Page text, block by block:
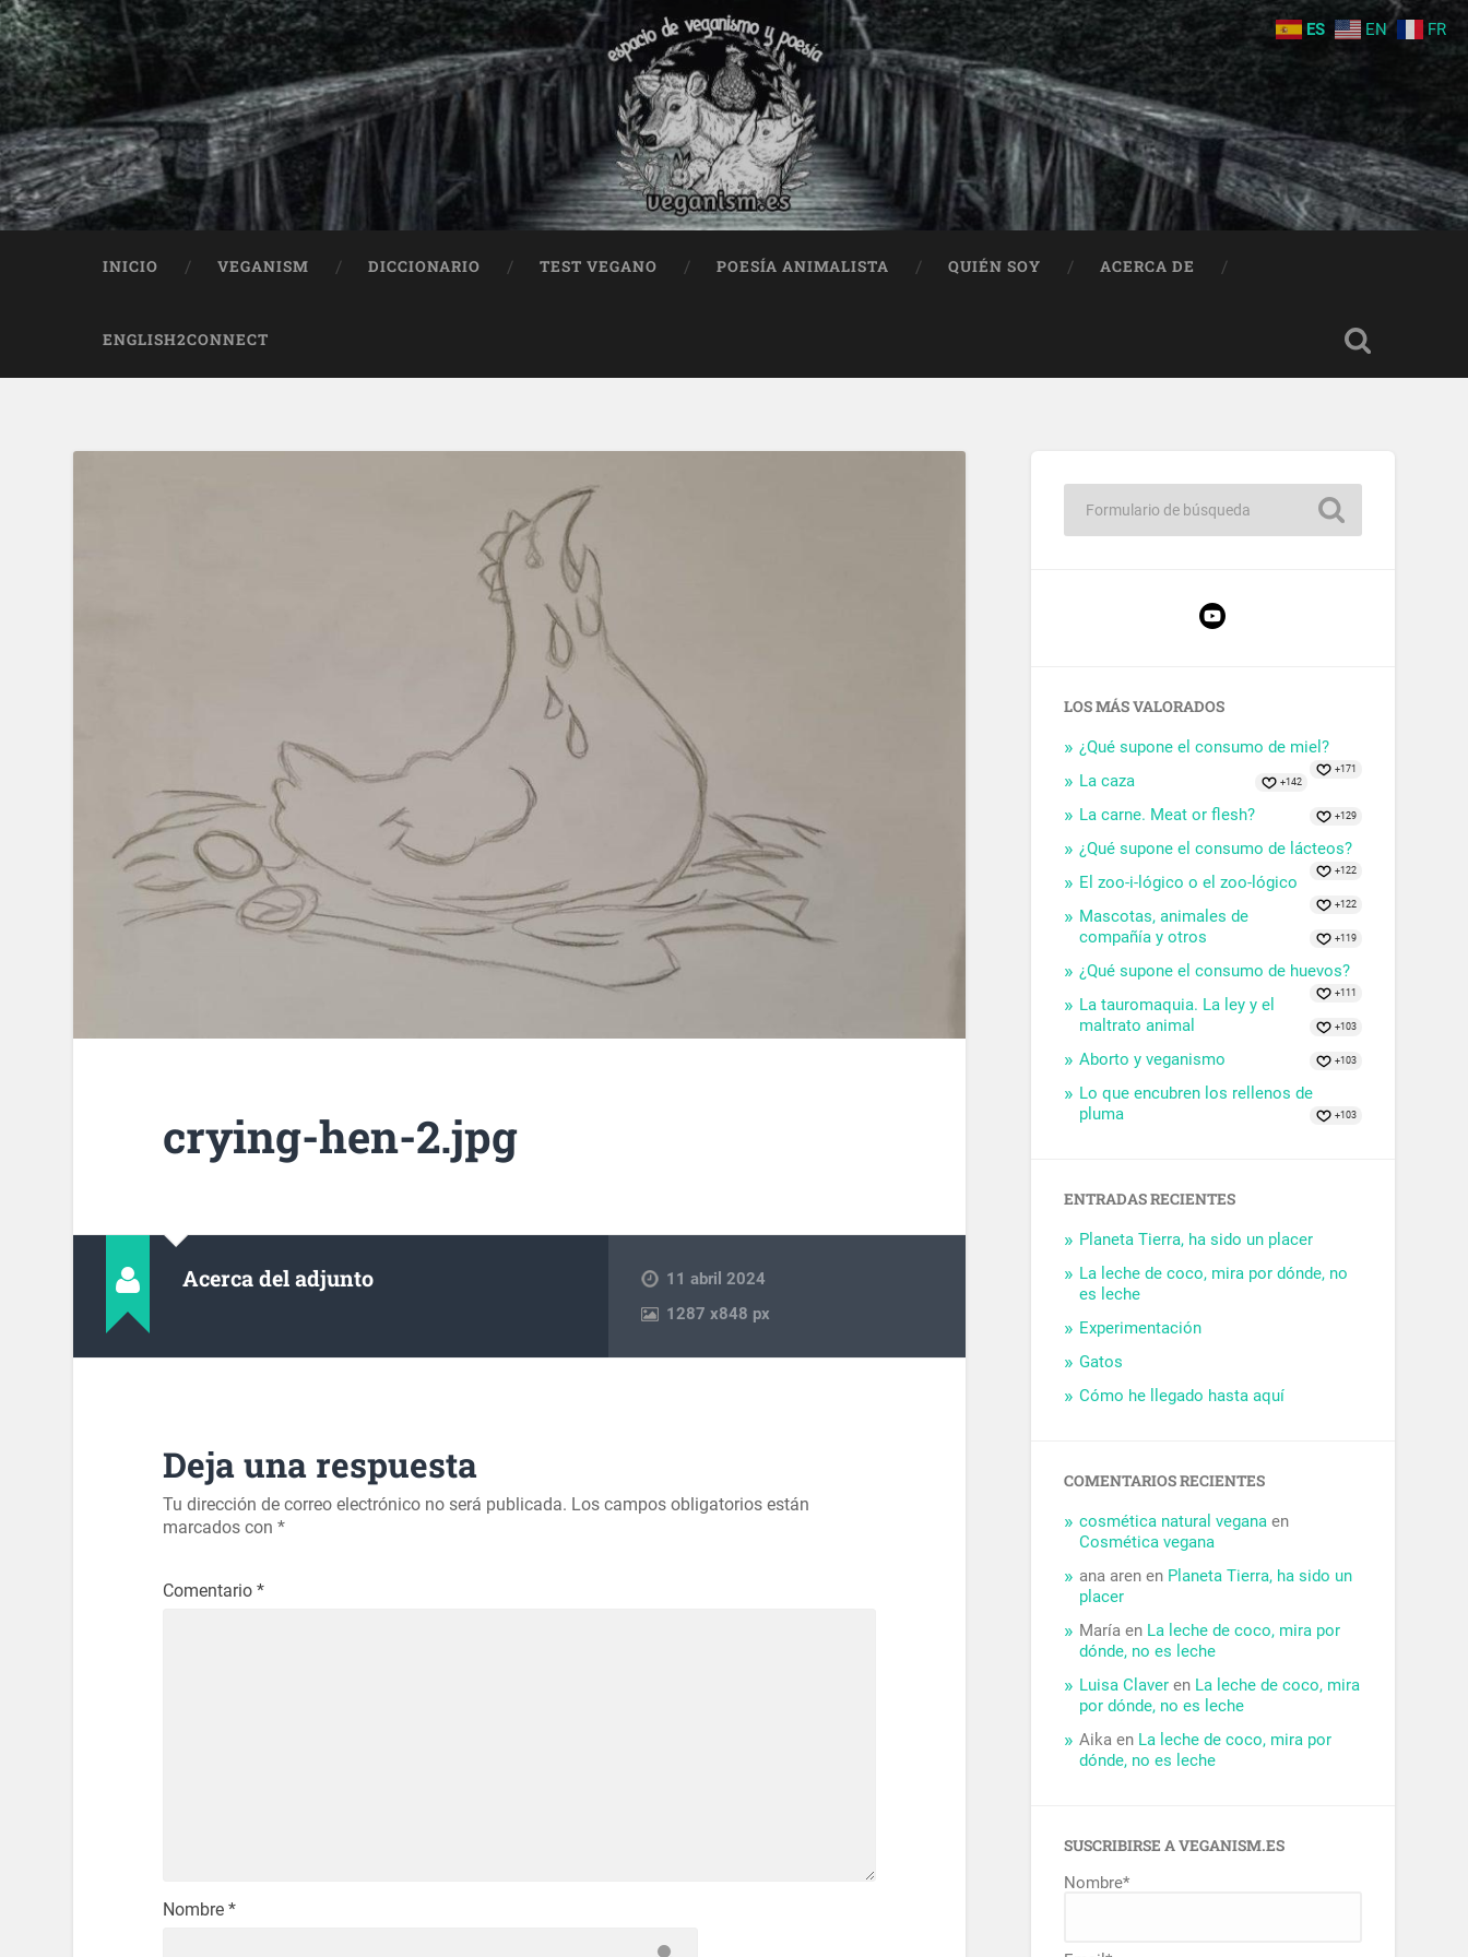
INICIO VEGANISM DICCIONARIO TEST VEGANO POESÍA ANIMALISTA QUIÉN SOY ACERCA DE
ENGLISH2CONNECT
crying-hen-2.jpg
Acerca del adjunto
11 abril 2024
1287x848 px
Deja una respuesta
Tu dirección de correo electrónico no será publicada. Los campos obligatorios están
marcados con *
Comentario *
Nombre *
LOS MÁS VALORADOS
¿Qué supone el consumo de miel?
+171
La caza +142
La carne. Meat or flesh? +129
¿Qué supone el consumo de lácteos?
+122
El zoo-i-lógico o el zoo-lógico
+122
Mascotas, animales de
compañía y otros
+119
¿Qué supone el consumo de huevos?
+111
La tauromaquia. La ley y el
maltrato animal
+103
Aborto y veganismo +103
Lo que encubren los rellenos de
pluma
+103
ENTRADAS RECIENTES
Planeta Tierra, ha sido un placer
La leche de coco, mira por dónde, no
es leche
Experimentación
Gatos
Cómo he llegado hasta aquí
COMENTARIOS RECIENTES
cosmética natural vegana en
Cosmética vegana
ana aren en Planeta Tierra, ha sido un
placer
María en La leche de coco, mira por
dónde, no es leche
Luisa Claver en La leche de coco, mira
por dónde, no es leche
Aika en La leche de coco, mira por
dónde, no es leche
SUSCRIBIRSE A VEGANISM.ES
Nombre*
ES EN FR